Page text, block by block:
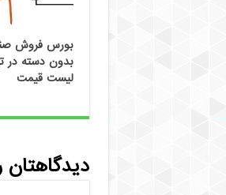
بورس فروش
بدون دسته در
لیست قیمت
دیدگاهتان